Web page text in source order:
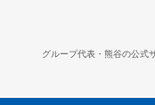
グループ代表・熊谷の公式